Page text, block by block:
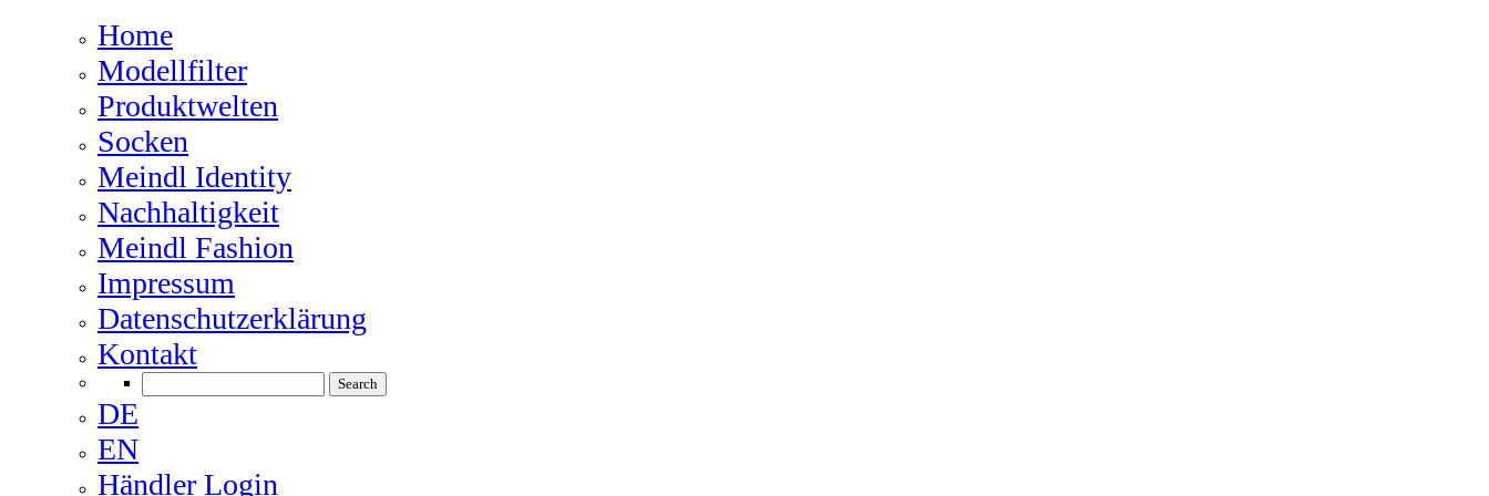
Home
Modellfilter
Produktwelten
Socken
Meindl Identity
Nachhaltigkeit
Meindl Fashion
Impressum
Datenschutzerklärung
Kontakt
DE
EN
Händler Login